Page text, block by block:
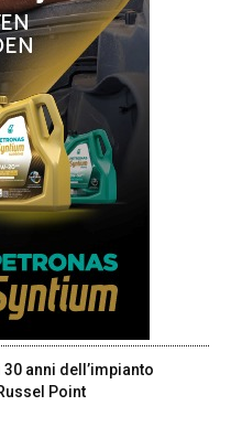
anni dell’impianto
Point